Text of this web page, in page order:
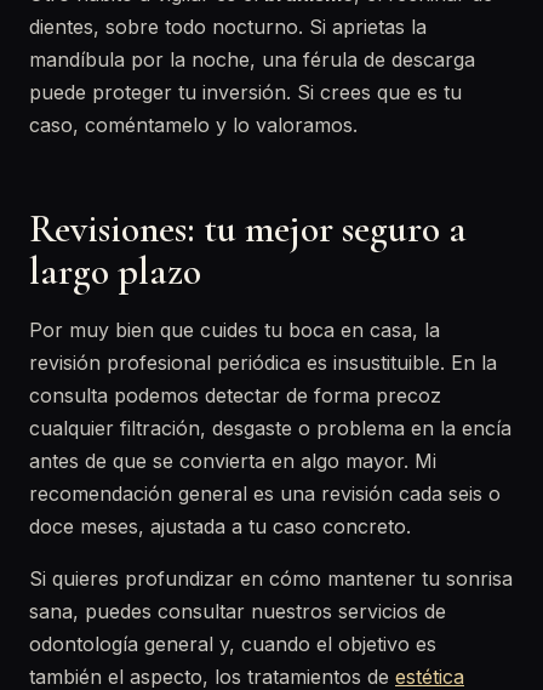
dientes, sobre todo nocturno. Si aprietas la
mandíbula por la noche, una férula de descarga
puede proteger tu inversión. Si crees que es tu
caso, coméntamelo y lo valoramos.
Revisiones: tu mejor seguro a
largo plazo
Por muy bien que cuides tu boca en casa, la
revisión profesional periódica es insustituible. En la
consulta podemos detectar de forma precoz
cualquier filtración, desgaste o problema en la encía
antes de que se convierta en algo mayor. Mi
recomendación general es una revisión cada seis o
doce meses, ajustada a tu caso concreto.
Si quieres profundizar en cómo mantener tu sonrisa
sana, puedes consultar nuestros servicios de
odontología general y, cuando el objetivo es
también el aspecto, los tratamientos de estética